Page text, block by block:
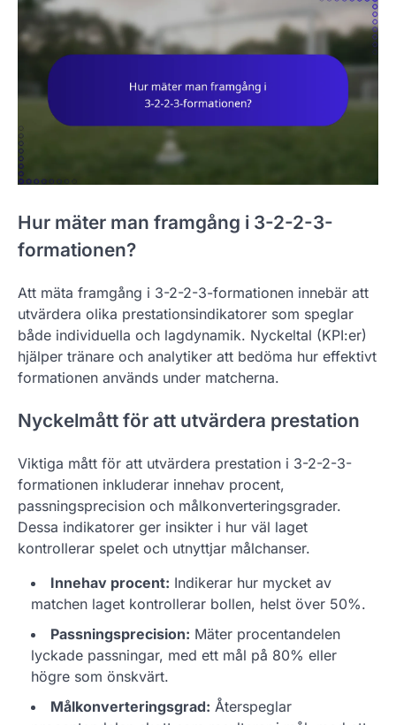
Hur mäter man framgång i 3-2-2-3-
formationen?
Att mäta framgång i 3-2-2-3-formationen innebär att
utvärdera olika prestationsindikatorer som speglar
både individuella och lagdynamik. Nyckeltal (KPI:er)
hjälper tränare och analytiker att bedöma hur effektivt
formationen används under matcherna.
Nyckelmått för att utvärdera prestation
Viktiga mått för att utvärdera prestation i 3-2-2-3-
formationen inkluderar innehav procent,
passningsprecision och målkonverteringsgrader.
Dessa indikatorer ger insikter i hur väl laget
kontrollerar spelet och utnyttjar målchanser.
Innehav procent: Indikerar hur mycket av
matchen laget kontrollerar bollen, helst över 50%.
Passningsprecision: Mäter procentandelen
lyckade passningar, med ett mål på 80% eller
högre som önskvärt.
Målkonverteringsgrad: Återspeglar